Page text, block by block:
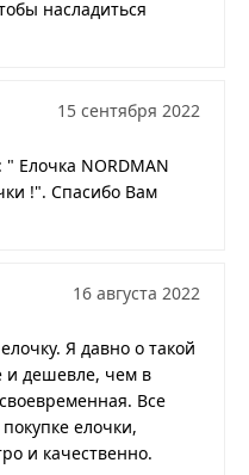
насладиться
15 сентября 2022
Елочка NORDMAN
!". Спасибо Вам
16 августа 2022
Я давно о такой
и дешевле, чем в
Все
елочки,
и качественно.